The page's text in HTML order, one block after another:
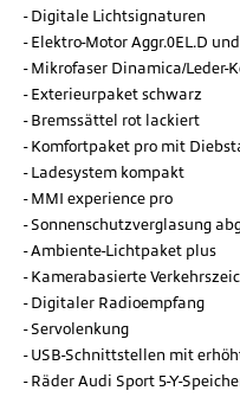
Digitale Lichtsignaturen
Elektro-Motor Aggr.0EL.D
Mikrofaser Dinamica/Leder-
Exterieurpaket schwarz
Bremssättel rot lackiert
Komfortpaket pro mit
Ladesystem kompakt
MMI experience pro
Sonnenschutzverglasung
Ambiente-Lichtpaket plus
Kamerabasierte
Digitaler Radioempfang
Servolenkung
USB-Schnittstellen mit
Räder Audi Sport 5-Y-